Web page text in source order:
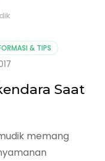
& TIPS
Saat
memang